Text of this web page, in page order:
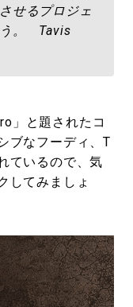
せるプロジェ
う。 Tavis
」と題されたコ
ブなフーディ、T
ているので、気
してみましょ